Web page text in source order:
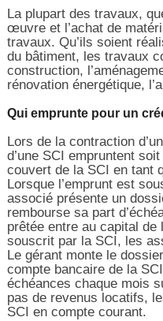
La plupart des travaux,
œuvre et l’achat de
travaux. Qu’ils soient
du bâtiment, les travaux
construction,
rénovation énergétique,
Qui emprunte pour un
Lors de la contraction
d’une SCI empruntent
couvert de la SCI en tant
Lorsque l’emprunt est
associé présente un
rembourse sa part
prêtée entre au capital de
souscrit par la SCI, les
Le gérant monte le
compte bancaire de la
échéances chaque mois
pas de revenus locatifs,
SCI en compte courant.